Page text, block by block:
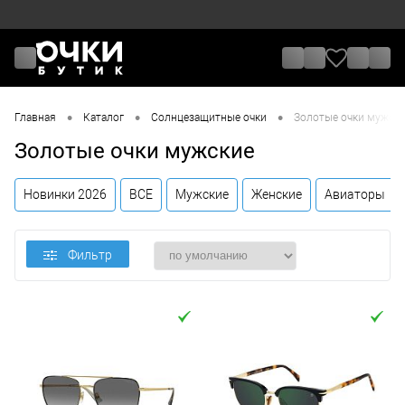
Главная • Каталог • Солнцезащитные очки • Золотые очки
Золотые очки мужские
Новинки 2026 ВСЕ Мужские Женские Авиаторы
Цена
Назначение / Пол
Фильтр